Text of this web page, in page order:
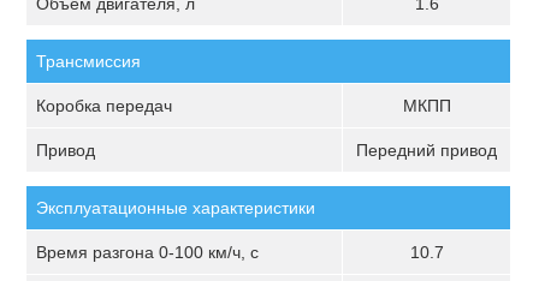
Трансмиссия
Коробка передач МКПП
Привод Передний привод
Эксплуатационные характеристики
Время разгона 0-100 км/ч, с 10.7